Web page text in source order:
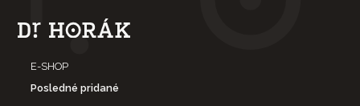
E-SHOP
Posledné pridané